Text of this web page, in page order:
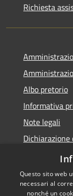
Richiesta
Albo pretorio
Informativa
Note legali
Obiettivi di
Questo sito web
necessari al
nonché un